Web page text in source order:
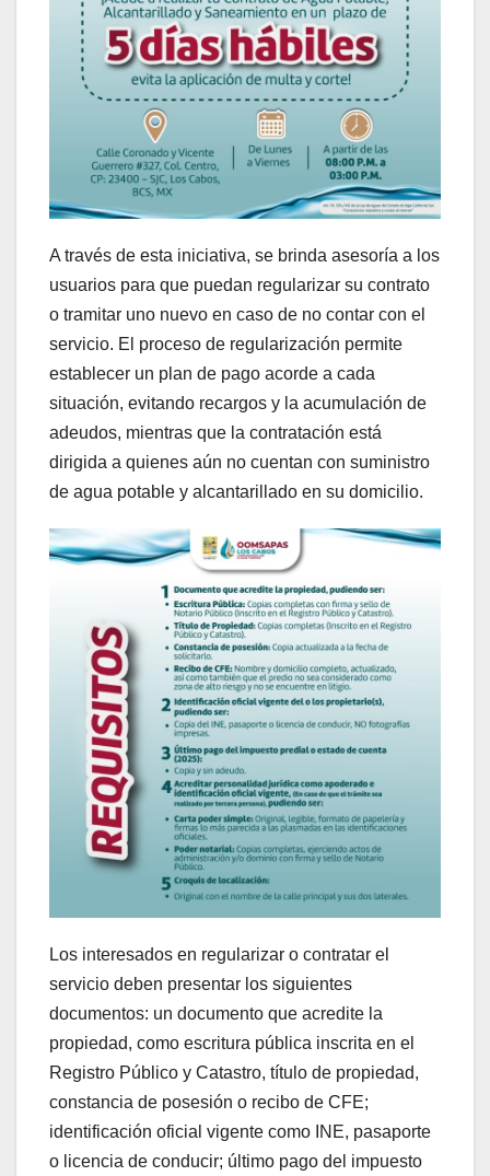
A través de esta iniciativa, se brinda asesoría a los
usuarios para que puedan regularizar su contrato
o tramitar uno nuevo en caso de no contar con el
servicio. El proceso de regularización permite
establecer un plan de pago acorde a cada
situación, evitando recargos y la acumulación de
adeudos, mientras que la contratación está
dirigida a quienes aún no cuentan con suministro
de agua potable y alcantarillado en su domicilio.
Los interesados en regularizar o contratar el
servicio deben presentar los siguientes
documentos: un documento que acredite la
propiedad, como escritura pública inscrita en el
Registro Público y Catastro, título de propiedad,
constancia de posesión o recibo de CFE;
identificación oficial vigente como INE, pasaporte
o licencia de conducir; último pago del impuesto